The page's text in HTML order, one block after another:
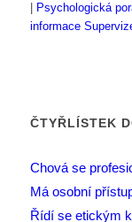
Psychologická
informace
ČTYŘLÍSTEK
Chová se
Má osobní
Řídí se etickým